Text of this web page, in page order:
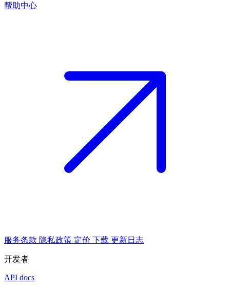
帮助中心
服务条款 隐私政策 定价 下载 更新日志
开发者
API docs